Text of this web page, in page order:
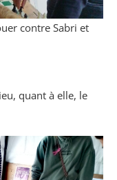
contre Sabri et
quant à elle, le